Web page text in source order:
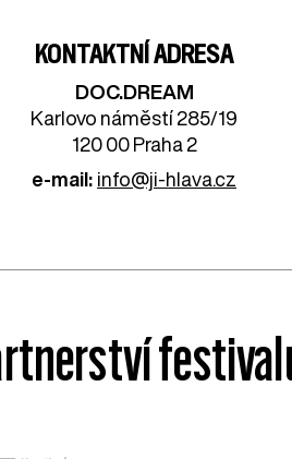
KONTAKTNÍ ADRESA
DOC.DREAM​
Karlovo náměstí 285/19
120 00 Praha 2
e-mail: info@ji-hlava.cz